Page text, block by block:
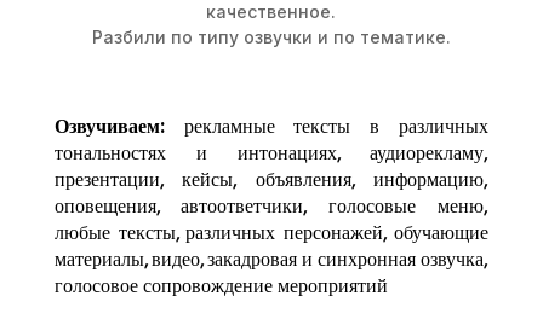
качественное.
Разбили по типу озвучки и по тематике.
Озвучиваем:рекламные тексты в различных
тональностях и интонациях,аудиорекламу,
презентации, кейсы, объявления, информацию,
оповещения, автоответчики, голосовые меню,
любые тексты, различных персонажей, обучающие
материалы, видео, закадровая и синхронная озвучка,
голосовое сопровождение мероприятий